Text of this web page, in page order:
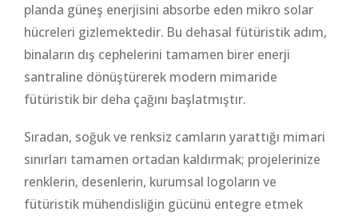
planda güneş enerjisini absorbe eden mikro solar
hücreleri gizlemektedir. Bu dehasal fütüristik adım,
binaların dış cephelerini tamamen birer enerji
santraline dönüştürerek modern mimaride
fütüristik bir deha çağını başlatmıştır.
Sıradan, soğuk ve renksiz camların yarattığı mimari
sınırları tamamen ortadan kaldırmak; projelerinize
renklerin, desenlerin, kurumsal logoların ve
fütüristik mühendisliğin gücünü entegre etmek